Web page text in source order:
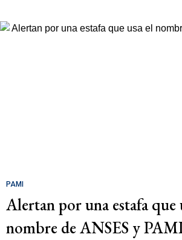
PAMI
Alertan por una estafa que
nombre de ANSES y